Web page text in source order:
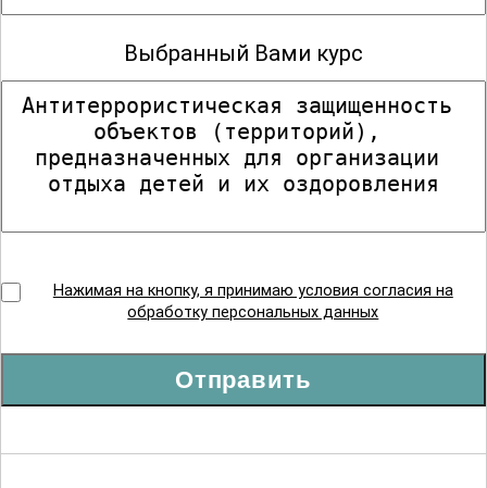
Выбранный Вами курс
Нажимая на кнопку, я принимаю условия согласия на
обработку персональных данных
Отправить